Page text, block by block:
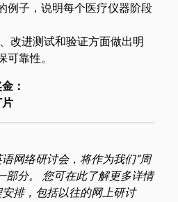
例子，说明每个医疗仪器阶段
改进测试和验证方面做出明
可靠性。
：
片
网络研讨会，将作为我们“周
分。
您可在此了解更多详情
排，包括以往的网上研讨